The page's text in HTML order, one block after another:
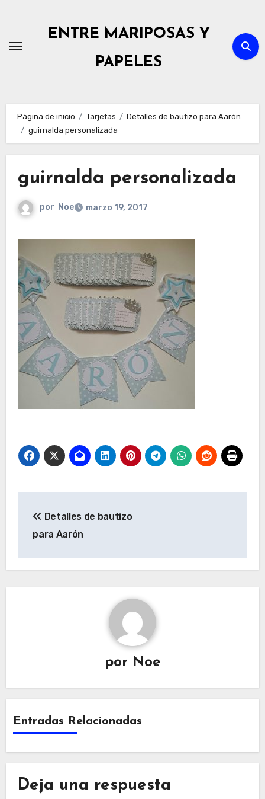
contenido
ENTRE MARIPOSAS Y
PAPELES
Página de inicio Tarjetas
Detalles de bautizo para Aarón
guirnalda personalizada
guirnalda personalizada
por Noe marzo 19, 2017
de
Detalles de bautizo
para Aarón
por Noe
Entradas Relacionadas
Deja una respuesta